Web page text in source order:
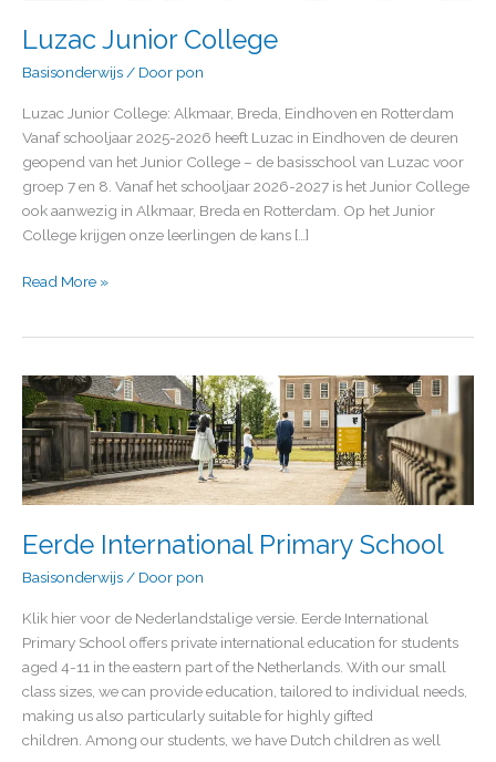
Luzac Junior College
Basisonderwijs / Door pon
Luzac Junior College: Alkmaar, Breda, Eindhoven en Rotterdam
Vanaf schooljaar 2025-2026 heeft Luzac in Eindhoven de deuren
geopend van het Junior College – de basisschool van Luzac voor
groep 7 en 8. Vanaf het schooljaar 2026-2027 is het Junior College
ook aanwezig in Alkmaar, Breda en Rotterdam. Op het Junior
College krijgen onze leerlingen de kans […]
Read More »
Eerde International Primary School
Basisonderwijs / Door pon
Klik hier voor de Nederlandstalige versie. Eerde International
Primary School offers private international education for students
aged 4-11 in the eastern part of the Netherlands. With our small
class sizes, we can provide education, tailored to individual needs,
making us also particularly suitable for highly gifted
children. Among our students, we have Dutch children as well
Eerde
International
Primary
School